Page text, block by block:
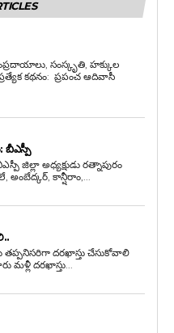
బీఎస్పీ
జిల్లా అధ్యక్షుడు రత్నాపురం
అంబేద్కర్, కాన్షీరాం,...
తప్పనిసరిగా దరఖాస్తు చేసుకోవాలి
మళ్లీ దరఖాస్తు...